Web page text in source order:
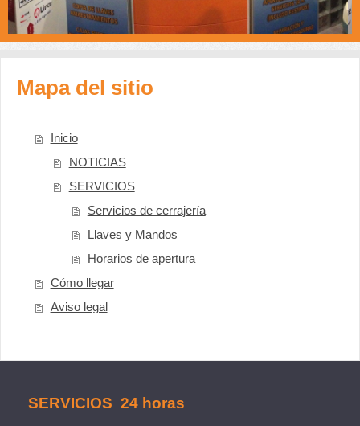
Mapa del sitio
Inicio
NOTICIAS
SERVICIOS
Servicios de cerrajería
Llaves y Mandos
Horarios de apertura
Cómo llegar
Aviso legal
SERVICIOS 24 horas